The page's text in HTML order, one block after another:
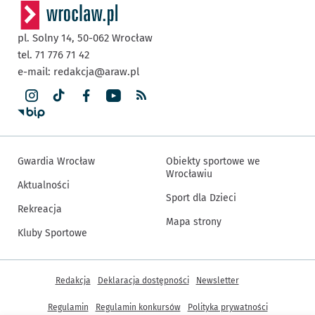
pl. Solny 14, 50-062 Wrocław
tel. 71 776 71 42
e-mail: redakcja@araw.pl
Gwardia Wrocław
Aktualności
Rekreacja
Kluby Sportowe
Obiekty sportowe we
Wrocławiu
Sport dla Dzieci
Mapa strony
Inne informacje
Redakcja Deklaracja dostępności Newsletter
Regulamin Regulamin konkursów Polityka prywatności